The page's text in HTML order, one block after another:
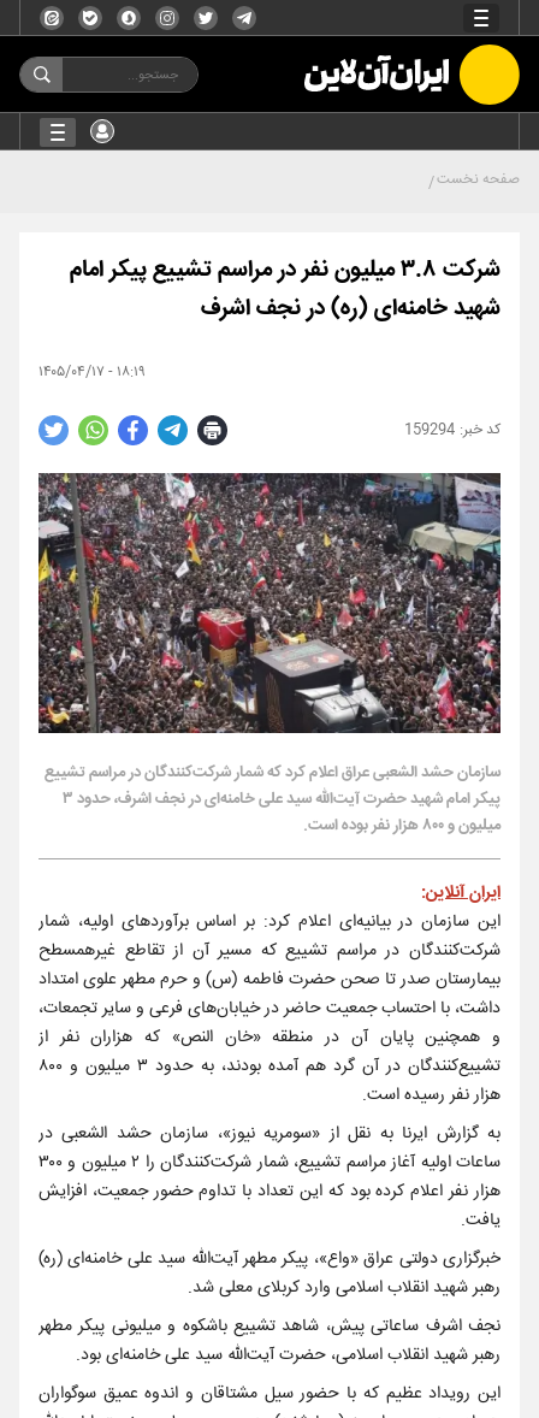
صفحه نخست
شرکت ۳.۸ میلیون نفر در مراسم تشییع پیکر امام
شهید خامنه‌ای (ره) در نجف اشرف
۱۸:۱۹ - ۱۴۰۵/۰۴/۱۷
159294
​سازمان حشد الشعبی عراق اعلام کرد که شمار شرکت‌کنندگان در مراسم تشییع
پیکر امام شهید حضرت آیت‌الله سید علی خامنه‌ای در نجف اشرف، حدود ۳
میلیون و ۸۰۰ هزار نفر بوده است.
ایران آنلاین:
این سازمان در بیانیه‌ای اعلام کرد: بر اساس برآوردهای اولیه، شمار
شرکت‌کنندگان در مراسم تشییع که مسیر آن از تقاطع غیرهمسطح
بیمارستان صدر تا صحن حضرت فاطمه (س) و حرم مطهر علوی امتداد
داشت، با احتساب جمعیت حاضر در خیابان‌های فرعی و سایر تجمعات،
و همچنین پایان آن در منطقه «خان النص» که هزاران نفر از
تشییع‌کنندگان در آن گرد هم آمده بودند، به حدود ۳ میلیون و ۸۰۰
هزار نفر رسیده است.
به گزارش ایرنا به نقل از «سومریه نیوز»، سازمان حشد الشعبی در
ساعات اولیه آغاز مراسم تشییع، شمار شرکت‌کنندگان را ۲ میلیون و ۳۰۰
هزار نفر اعلام کرده بود که این تعداد با تداوم حضور جمعیت، افزایش
یافت.
خبرگزاری دولتی عراق «واع»، پیکر مطهر آیت‌الله سید علی خامنه‌ای (ره)
رهبر شهید انقلاب اسلامی وارد کربلای معلی شد.
نجف اشرف ساعاتی پیش، شاهد تشییع باشکوه و میلیونی پیکر مطهر
رهبر شهید انقلاب اسلامی، حضرت آیت‌الله سید علی خامنه‌ای بود.
این رویداد عظیم که با حضور سیل مشتاقان و اندوه عمیق سوگواران